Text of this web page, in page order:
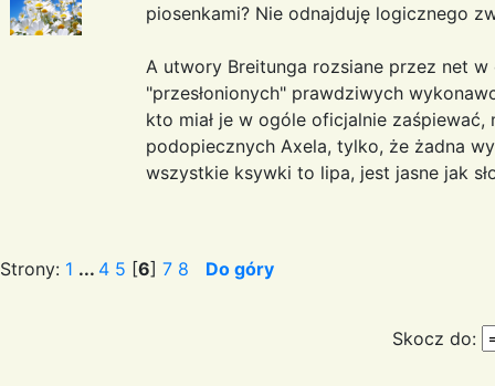
piosenkami? Nie odnajduję logicznego
A utwory Breitunga rozsiane przez net
"przesłonionych" prawdziwych
kto miał je w ogóle oficjalnie
podopiecznych Axela, tylko, że żadna
wszystkie ksywki to lipa, jest jasne jak
Strony: 1 ... 4 5 [6] 7 8 Do góry
Skocz do: